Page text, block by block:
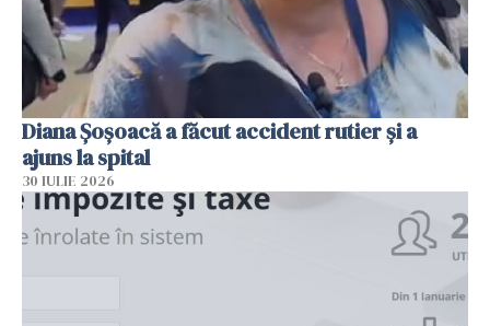
Diana Șoșoacă a făcut accident rutier și a
ajuns la spital
30 IULIE 2026